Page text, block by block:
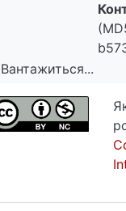
Вантажиться...
Вантажиться...